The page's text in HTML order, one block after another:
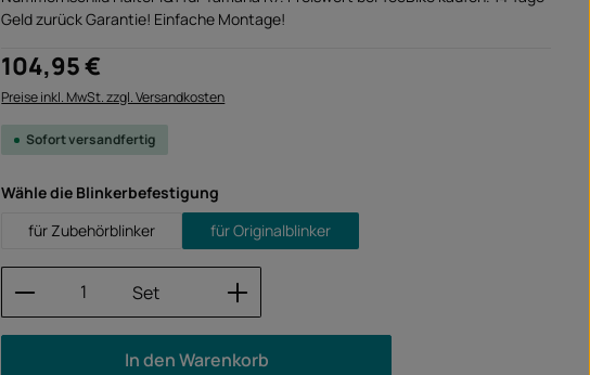
Geld zurück Garantie! Einfache Montage!
Regulärer Preis:
104,95 €
Preise inkl. MwSt. zzgl. Versandkosten
Sofort versandfertig
Wähle die Blinkerbefestigung
für Zubehörblinker
für Originalblinker
Produkt Anzahl: Gib den gewünschten Wert
Set
In den Warenkorb